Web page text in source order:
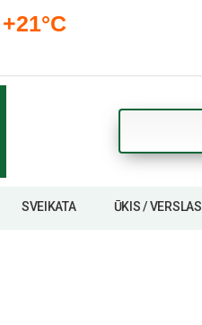
+21°C
SVEIKATA ŪKIS / VERSLAS